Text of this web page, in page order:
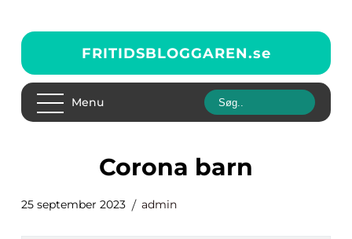
FRITIDSBLOGGAREN.se
Menu
corona barn
25 september 2023 admin